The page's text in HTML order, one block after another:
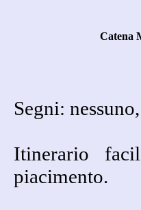
Catena
Segni:
Itinerario
piacimento.